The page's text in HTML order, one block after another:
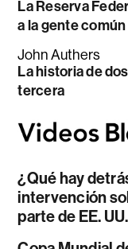
La Reserva
a la gente común
John Authers
La historia de
tercera
¿Qué hay
intervención
parte de EE.